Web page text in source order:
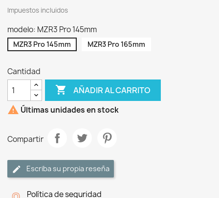
Impuestos incluidos
modelo: MZR3 Pro 145mm
MZR3 Pro 145mm MZR3 Pro 165mm
Cantidad
 AÑADIR AL CARRITO
 Últimas unidades en stock
Compartir
Escriba su propia reseña
Política de seguridad